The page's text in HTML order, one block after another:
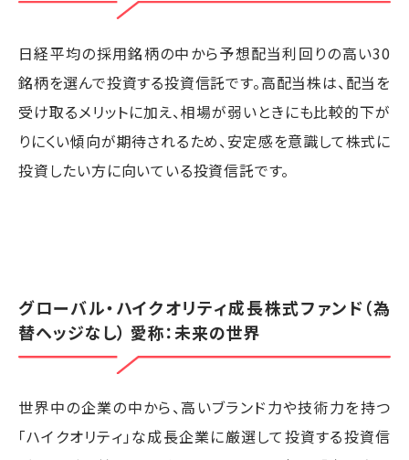
日経平均の採用銘柄の中から予想配当利回りの高い30
銘柄を選んで投資する投資信託です。高配当株は、配当を
受け取るメリットに加え、相場が弱いときにも比較的下が
りにくい傾向が期待されるため、安定感を意識して株式に
投資したい方に向いている投資信託です。
グローバル・ハイクオリティ成長株式ファンド（為
替ヘッジなし） 愛称：未来の世界
世界中の企業の中から、高いブランド力や技術力を持つ
「ハイクオリティ」な成長企業に厳選して投資する投資信